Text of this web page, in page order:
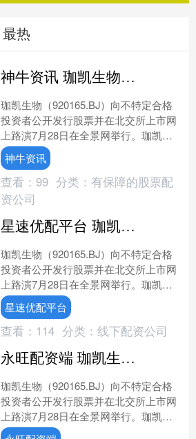
最热
神牛资讯 珈凯生物：中国化妆品植物提取原料市场规模预计将保持增长趋势
珈凯生物（920165.BJ）向不特定合格
投资者公开发行股票并在北交所上市网
上路演7月28日在全景网举行。珈凯生
物董事长、总经理田军表示，从市场扩
容的角度看，近....
神牛资讯
查看： 99 分类： 有保障的股票配
资公司
星速优配平台 珈凯生物：境外销售将逐渐成为公司的重要未来布局方向
珈凯生物（920165.BJ）向不特定合格
投资者公开发行股票并在北交所上市网
上路演7月28日在全景网举行。珈凯生
物董事长、总经理田军介绍，公司自设
立以来深耕化妆....
星速优配平台
查看： 114 分类： 线下配资公司
永旺配资端 珈凯生物：化妆品功效原料产品已远销海外 覆盖多个国家和地区
珈凯生物（920165.BJ）向不特定合格
投资者公开发行股票并在北交所上市网
上路演7月28日在全景网举行。珈凯生
物财务总监张弘向投资者表示，在全球